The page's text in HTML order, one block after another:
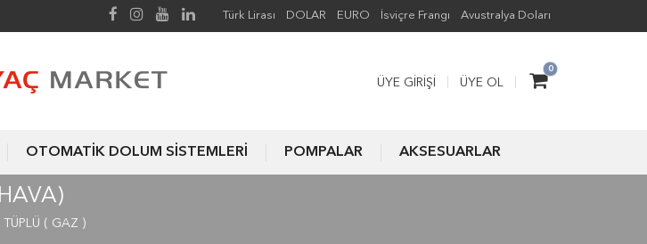
Türk Lirası DOLAR EURO İsviçre Frangı Avustralya Doları
0
ÜYE GIRIŞI ÜYE OL
OTOMATİK DOLUM SİSTEMLERİ POMPALAR AKSESUARLAR
TÜPLÜ ( GAZ )